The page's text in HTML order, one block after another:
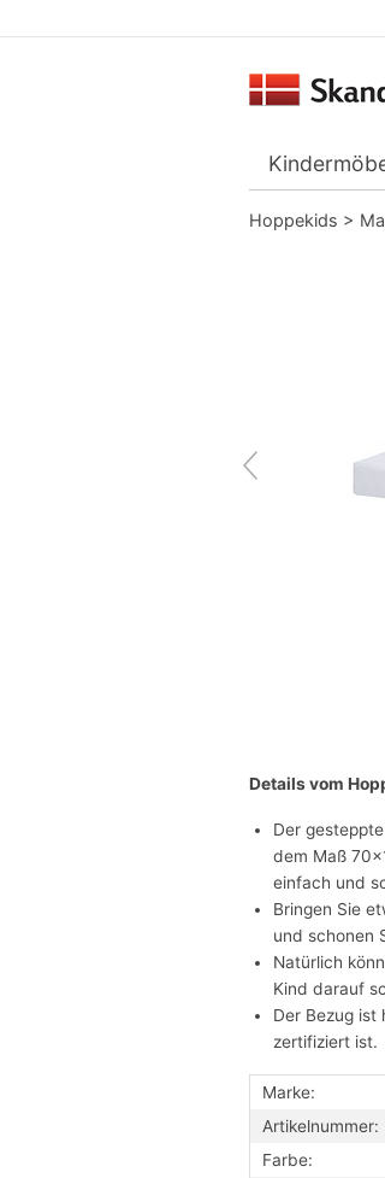
Hoppekids >
Details vom
Der
dem Maß
einfach und
Bringen Sie
und schonen
Natürlich
Kind darauf
Der Bezug ist
zertifiziert ist.
Marke:
Artikelnummer:
Farbe: